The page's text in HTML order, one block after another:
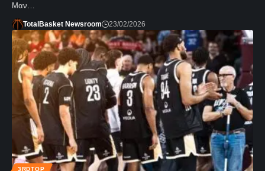
Μαν…
TotalBasket Newsroom 23/02/2026
3RDTOP